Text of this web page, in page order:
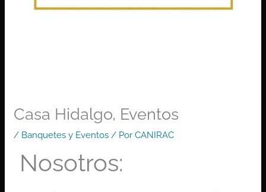
Casa Hidalgo, Eventos
/ Banquetes y Eventos / PorCANIRAC
Nosotros: